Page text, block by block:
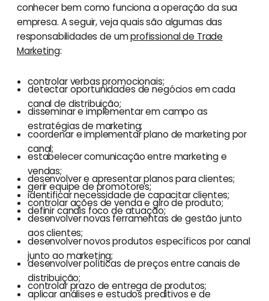
conhecer bem como funciona a operação da sua
empresa. A seguir, veja quais são algumas das
responsabilidades de umprofissional de Trade
Marketing:
controlar verbas promocionais;
detectar oportunidades de negócios em cada
canal de distribuição;
disseminar e implementar em campo as
estratégias de marketing;
coordenar e implementar plano de marketing por
canal;
estabelecer comunicação entre marketing e
vendas;
desenvolver e apresentar planos para clientes;
gerir equipe de promotores;
identificar necessidade de capacitar clientes;
controlar ações de venda e giro de produto;
definir canais foco de atuação;
desenvolver novas ferramentas de gestão junto
aos clientes;
desenvolver novos produtos específicos por canal
junto ao marketing;
desenvolver políticas de preços entre canais de
distribuição;
controlar prazo de entrega de produtos;
aplicar análises e estudos preditivos e de